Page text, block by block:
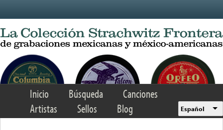
Inicio Búsqueda
Canciones
Artistas
Sellos Blog Español